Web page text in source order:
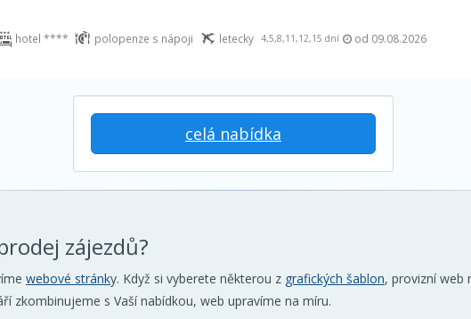
hotel **** polopenze s nápoji letecky od 09.08.2026
4,5,8,11,12,15 dní
celá nabídka
zájezdů?
webové stránky. Když si vyberete některou z grafických šablon, provizní web
zkombinujeme s Vaší nabídkou, web upravíme na míru.